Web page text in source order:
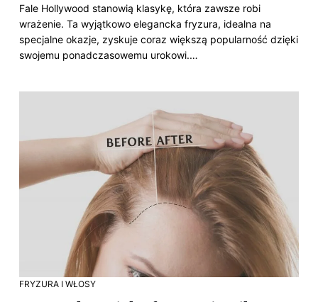
Fale Hollywood stanowią klasykę, która zawsze robi
wrażenie. Ta wyjątkowo elegancka fryzura, idealna na
specjalne okazje, zyskuje coraz większą popularność dzięki
swojemu ponadczasowemu urokowi.…
FRYZURA I WŁOSY